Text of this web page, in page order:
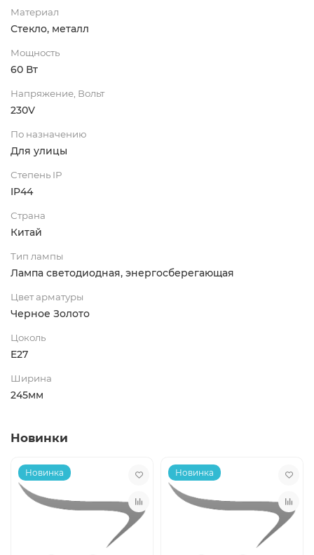
Материал
Стекло, металл
Мощность
60 Вт
Напряжение, Вольт
230V
По назначению
Для улицы
Степень IP
IP44
Страна
Китай
Тип лампы
Лампа светодиодная, энергосберегающая
Цвет арматуры
Черное Золото
Цоколь
E27
Ширина
245мм
Новинки
Новинка Новинка